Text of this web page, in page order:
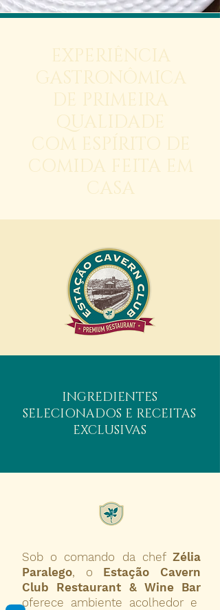
EXPERIÊNCIA
GASTRONÔMICA
DE PRIMEIRA
QUALIDADE
COM ESPÍRITO DE
COMIDA FEITA EM
CASA
INGREDIENTES
SELECIONADOS E RECEITAS
EXCLUSIVAS
Sob o comando da chef Zélia
Paralego, o Estação Cavern
Club Restaurant & Wine Bar
oferece ambiente acolhedor e